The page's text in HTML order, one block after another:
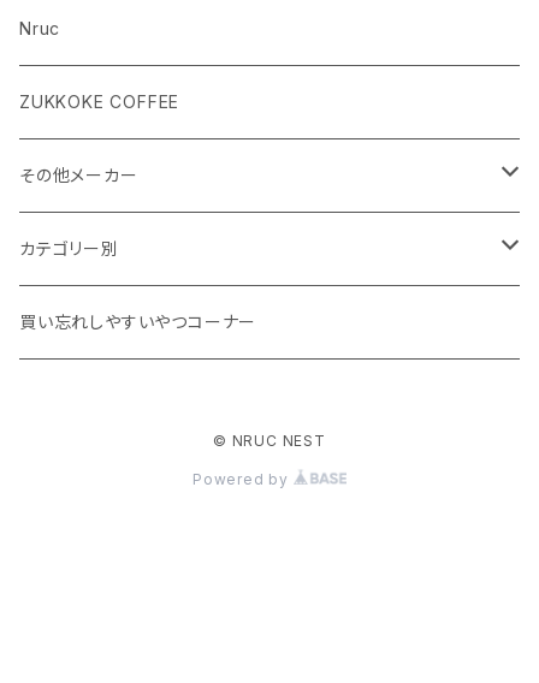
Nruc
ZUKKOKE COFFEE
その他メーカー
ACLIMA
atelierBluebottle
カテゴリー別
Unisex ウェア
買い忘れしやすいやつコーナー
© NRUC NEST
Powered by